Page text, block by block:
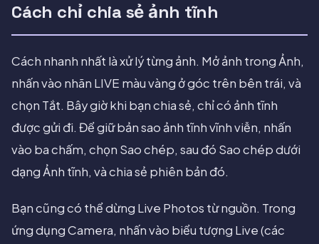
Cách chỉ chia sẻ ảnh tĩnh
Cách nhanh nhất là xử lý từng ảnh. Mở ảnh trong Ảnh,
nhấn vào nhãn LIVE màu vàng ở góc trên bên trái, và
chọn Tắt. Bây giờ khi bạn chia sẻ, chỉ có ảnh tĩnh
được gửi đi. Để giữ bản sao ảnh tĩnh vĩnh viễn, nhấn
vào ba chấm, chọn Sao chép, sau đó Sao chép dưới
dạng Ảnh tĩnh, và chia sẻ phiên bản đó.
Bạn cũng có thể dừng Live Photos từ nguồn. Trong
ứng dụng Camera, nhấn vào biểu tượng Live (các